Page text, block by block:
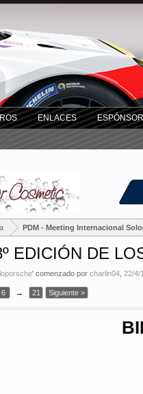
PDM - Meeting Internacional
EDICIÓN DE
' comenzado porcharlin04 ,22/4/
6 → 21 Siguiente >
ENLACES